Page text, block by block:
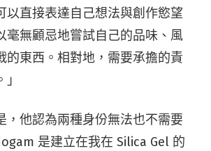
以直接表達自己想法與創作慾望
毫無顧忌地嘗試自己的品味、風
的東西。相對地，需要承擔的責
，他認為兩種身份無法也不需要
是建立在我在 Silica Gel 的